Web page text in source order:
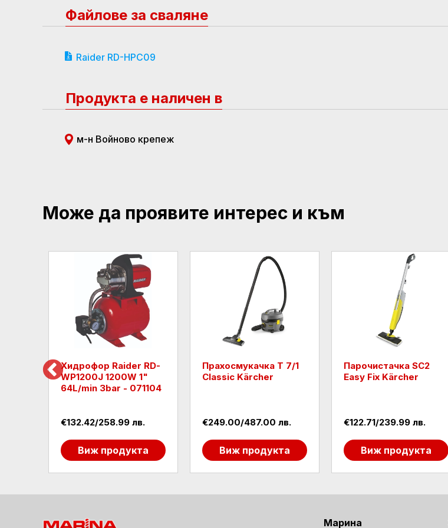
Файлове за сваляне
Raider RD-HPC09
Продукта е наличен в
м-н Войново крепеж
Може да проявите интерес и към
Хидрофор Raider RD-
WP1200J 1200W 1"
64L/min 3bar - 071104
€132.42/258.99 лв.
Виж продукта
Прахосмукачка Т 7/1
Classic Kärcher
€249.00/487.00 лв.
Виж продукта
Парочистачка SC2
Easy Fix Kärcher
€122.71/239.99 лв.
Виж продукта
Марина